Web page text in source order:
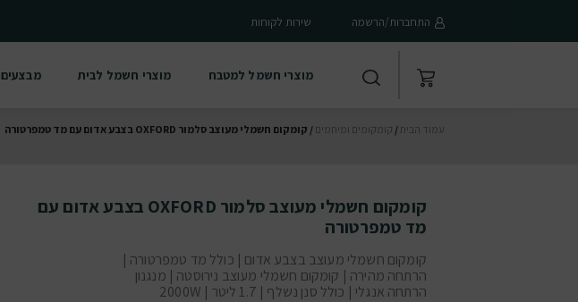
התחברות/הרשמה שירות לקוחות
מוצרי חשמל למטבח מוצרי חשמל לבית מבצעים
עמוד הבית / קומקומים ומיחמים / קומקום חשמלי מעוצב סלמור OXFORD בצבע אדום עם מד טמפרטורה
קומקום חשמלי מעוצב סלמור OXFORD בצבע אדום עם
מד טמפרטורה
קומקום חשמלי מעוצב בצבע אדום | כולל מד טמפרטורה |
הרתחה מהירה | קומקום חשמלי מעוצב נירוסטה | מנגנון
הרתחה אנגלי | כולל סנן נשלף | 1.7 ליטר | 2000W